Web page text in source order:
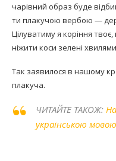
чарівний образ буде
ти плакучою вербою —
Цілуватиму я коріння
ніжити коси зелені
Так заявилося в нашому
плакуча.
ЧИТАЙТЕ ТАКОЖ:
українською мовою